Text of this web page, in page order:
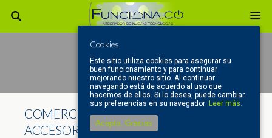
Categories ›SUMINISTRO
COMERCIALIZACIÓN DE
ACCESORIOS
Cookies
Este sitio utiliza cookies para asegurar su
buen funcionamiento y para continuar
mejorando nuestro sitio. Al continuar
navegando está de acuerdo al uso que
hacemos de ellos. Si lo desea, puede cambiar
sus preferencias en su navegador: Leer más.
Acepto, Gracias